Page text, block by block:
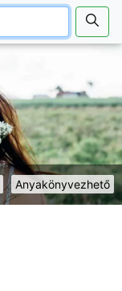
Anyakönyvezhető